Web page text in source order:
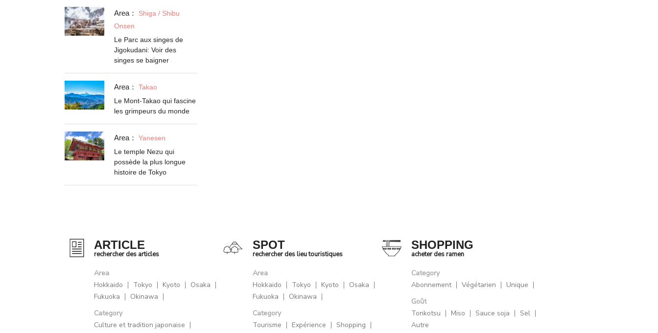
Area：
Shiga / Shibu
Onsen
Le Parc aux singes de
Jigokudani: Voir des
singes se baigner
Area：
Takao
Le Mont-Takao qui fascine
les grimpeurs du monde
Area：
Yanesen
Le temple Nezu qui
possède la plus longue
histoire de Tokyo
ARTICLE
rechercher des articles
Area
Hokkaido
Tokyo Kyoto
Osaka
Fukuoka
Okinawa
Category
Culture et tradition japonaise
SPOT
rechercher des lieu touristiques
Area
Hokkaido
Tokyo Kyoto
Osaka
Fukuoka
Okinawa
Category
Tourisme
Expérience
Shopping
SHOPPING
acheter des ramen
Category
Abonnement
Végétarien
Unique
Goût
Tonkotsu
Miso Sauce soja
Sel
Autre